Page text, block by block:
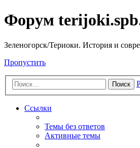
Форум
Зеленогорск/Териоки. История и
Пропустить
Поиск
Ссылки
Темы без ответов
Активные темы